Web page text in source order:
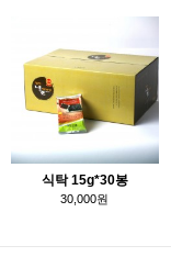
식탁 15g*30봉
30,000원